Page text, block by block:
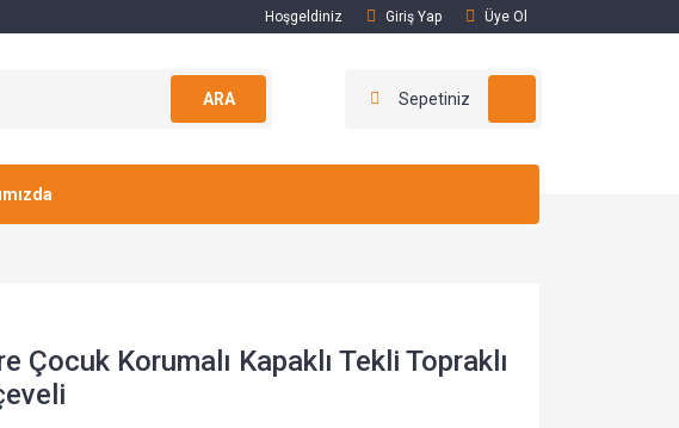
Hoşgeldiniz Giriş Yap Üye Ol
ARA Sepetiniz
Çocuk Korumalı Kapaklı Tekli Topraklı